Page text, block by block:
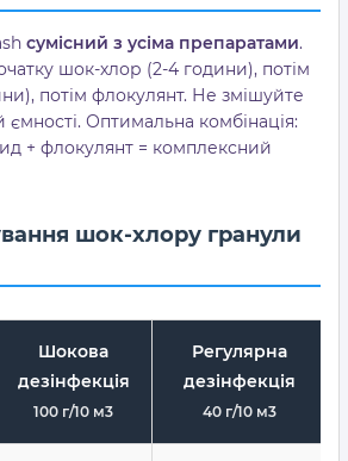
сумісний з усіма препаратами.
шок-хлор (2-4 години), потім
потім флокулянт. Не змішуйте
ємності. Оптимальна комбінація:
+ флокулянт = комплексний
шок-хлору гранули
Шокова
дезінфекція
100 г/10 м3
Регулярна
дезінфекція
40 г/10 м3